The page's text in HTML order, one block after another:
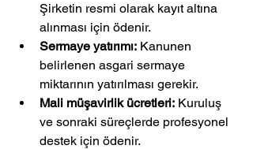
Şirketin resmi olarak kayıt altına
alınması için ödenir.
Sermaye yatırımı: Kanunen
belirlenen asgari sermaye
miktarının yatırılması gerekir.
Mali müşavirlik ücretleri: Kuruluş
ve sonraki süreçlerde profesyonel
destek için ödenir.